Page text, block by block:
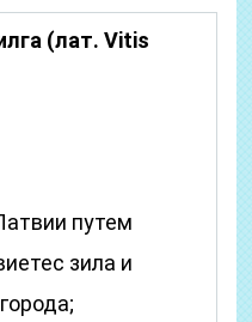
(лат. Vitis
путем
зила и